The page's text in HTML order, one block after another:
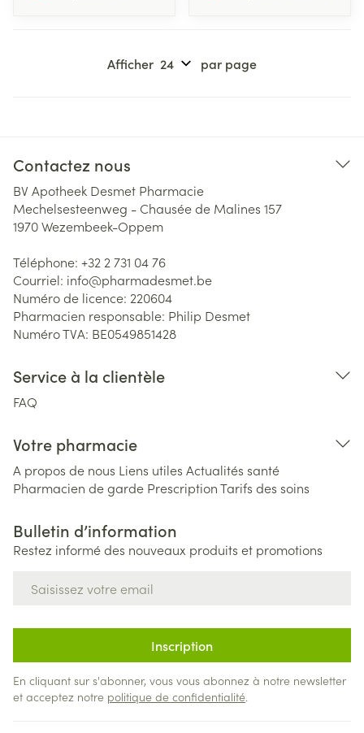
Afficher par page
Contactez nous
BV Apotheek Desmet Pharmacie
Mechelsesteenweg - Chausée de Malines 157
1970Wezembeek-Oppem
Téléphone: +32 2 731 04 76
Courriel: info@pharmadesmet.be
Numéro de licence: 220604
Pharmacien responsable: Philip Desmet
Numéro TVA: BE0549851428
Service à la clientèle
FAQ
Votre pharmacie
A propos de nous Liens utiles Actualités santé
Pharmacien de garde PrescriptionTarifs des soins
Bulletin d’information
Restez informé des nouveaux produits et promotions
Inscription
En cliquant sur s'abonner, vous vous abonnez à notre newsletter
et acceptez notre politique de confidentialité.